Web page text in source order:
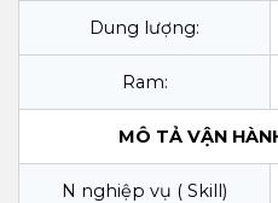
Dung lượng:
Ram:
MÔ TẢ VẬN
N nghiệp vụ ( Skill)